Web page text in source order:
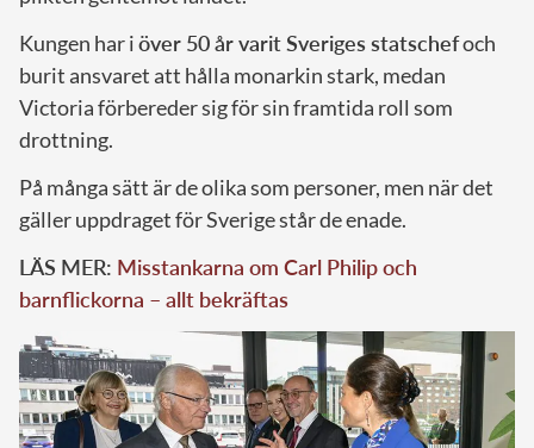
Kungen har iöver 50 år varit Sveriges statschefoch
burit ansvaret att hålla monarkin stark, medan
Victoria förbereder sig för sin framtida roll som
drottning.
På många sätt är de olika som personer, men när det
gäller uppdraget för Sverige står de enade.
LÄS MER: Misstankarna om Carl Philip och
barnflickorna – allt bekräftas